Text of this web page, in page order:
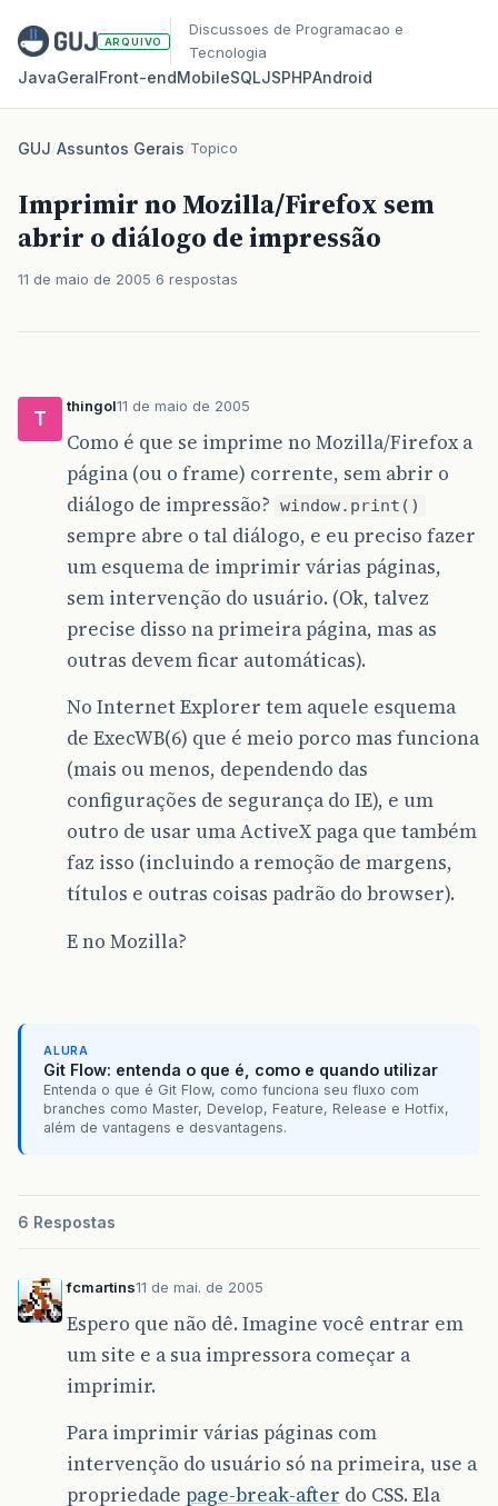
ARQUIVO
Discussoes de Programacao e
Tecnologia
JavaGeralFront‑endMobileSQLJSPHPAndroid
GUJ/Assuntos Gerais/Topico
Imprimir no Mozilla/Firefox sem
abrir o diálogo de impressão
11 de maio de 2005 6 respostas
T
thingol11 de maio de 2005
Como é que se imprime no Mozilla/Firefox a
página (ou o frame) corrente, sem abrir o
diálogo de impressão? window.print()
sempre abre o tal diálogo, e eu preciso fazer
um esquema de imprimir várias páginas,
sem intervenção do usuário. (Ok, talvez
precise disso na primeira página, mas as
outras devem ficar automáticas).
No Internet Explorer tem aquele esquema
de ExecWB(6) que é meio porco mas funciona
(mais ou menos, dependendo das
configurações de segurança do IE), e um
outro de usar uma ActiveX paga que também
faz isso (incluindo a remoção de margens,
títulos e outras coisas padrão do browser).
E no Mozilla?
ALURA
Git Flow: entenda o que é, como e quando utilizar
Entenda o que é Git Flow, como funciona seu fluxo com
branches como Master, Develop, Feature, Release e Hotfix,
além de vantagens e desvantagens.
6 Respostas
fcmartins11 de mai. de 2005
Espero que não dê. Imagine você entrar em
um site e a sua impressora começar a
imprimir.
Para imprimir várias páginas com
intervenção do usuário só na primeira, use a
propriedade page-break-after do CSS. Ela